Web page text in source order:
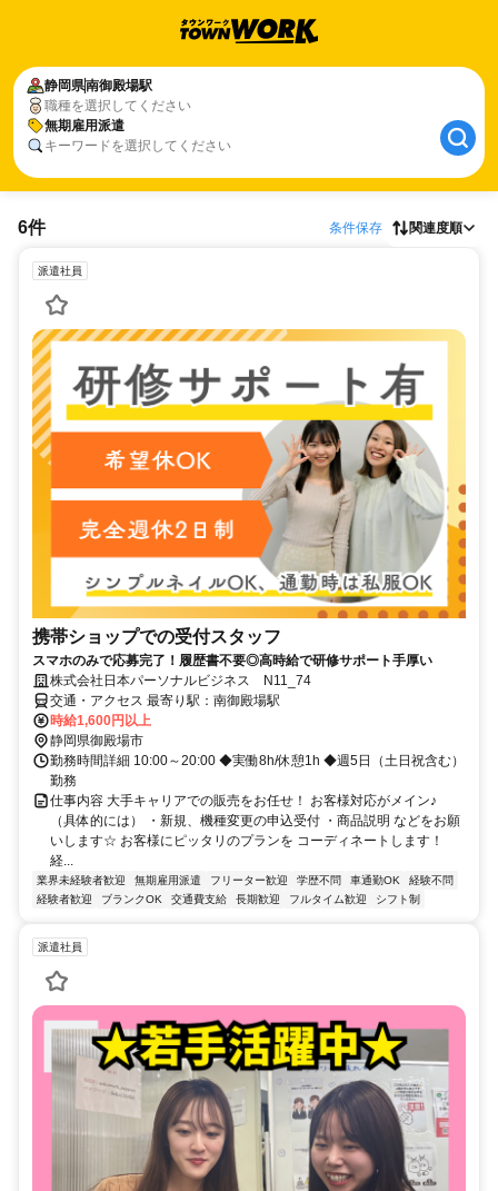
静岡県南御殿場駅
職種を選択してください
無期雇用派遣
キーワードを選択してください
6件 条件保存 関連度順
派遣社員
携帯ショップでの受付スタッフ
スマホのみで応募完了！履歴書不要◎高時給で研修サポート手厚い
株式会社日本パーソナルビジネス N11_74
交通・アクセス 最寄り駅：南御殿場駅
時給1,600円以上
静岡県御殿場市
勤務時間詳細 10:00～20:00 ◆実働8h/休憩1h ◆週5日（土日祝含む）
勤務
仕事内容 大手キャリアでの販売をお任せ！ お客様対応がメイン♪
（具体的には） ・新規、機種変更の申込受付 ・商品説明 などをお願
いします☆ お客様にピッタリのプランを コーディネートします！
経...
業界未経験者歓迎 無期雇用派遣 フリーター歓迎 学歴不問 車通勤OK
経験不問
経験者歓迎
ブランクOK 交通費支給 長期歓迎 フルタイム歓迎 シフト制
派遣社員